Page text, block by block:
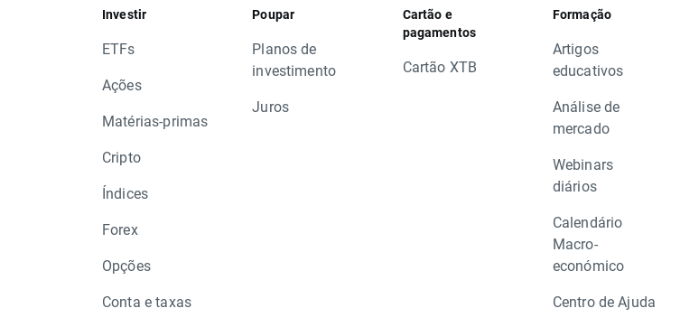
Investir
ETFs
Ações
Matérias-primas
Cripto
Índices
Forex
Opções
Conta e taxas
Poupar
Planos de
investimento
Juros
Cartão e
pagamentos
Cartão XTB
Formação
Artigos
educativos
Análise de
mercado
Webinars
diários
Calendário
Macro-
económico
Centro de Ajuda